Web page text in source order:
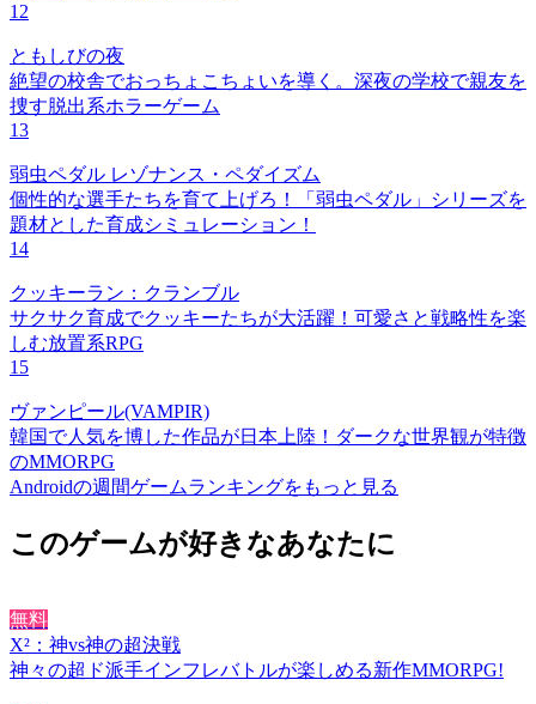
12
ともしびの夜
絶望の校舎でおっちょこちょいを導く。深夜の学校で親友を
捜す脱出系ホラーゲーム
13
弱虫ペダル レゾナンス・ペダイズム
個性的な選手たちを育て上げろ！「弱虫ペダル」シリーズを
題材とした育成シミュレーション！
14
クッキーラン：クランブル
サクサク育成でクッキーたちが大活躍！可愛さと戦略性を楽
しむ放置系RPG
15
ヴァンピール(VAMPIR)
韓国で人気を博した作品が日本上陸！ダークな世界観が特徴
のMMORPG
Androidの週間ゲームランキングをもっと見る
このゲームが好きなあなたに
無料
X²：神vs神の超決戦
神々の超ド派手インフレバトルが楽しめる新作MMORPG!